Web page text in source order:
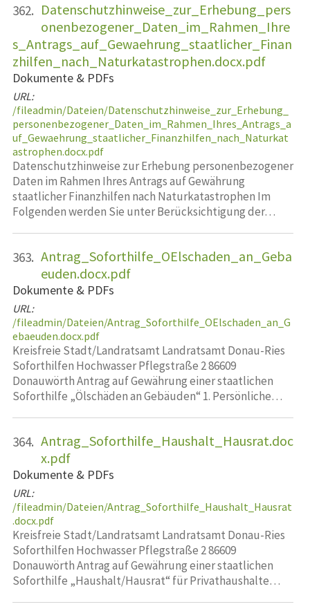
362. Datenschutzhinweise_zur_Erhebung_pers
onenbezogener_Daten_im_Rahmen_Ihre
s_Antrags_auf_Gewaehrung_staatlicher_Finan
zhilfen_nach_Naturkatastrophen.docx.pdf
Dokumente & PDFs
URL:
/fileadmin/Dateien/Datenschutzhinweise_zur_Erhebung_
personenbezogener_Daten_im_Rahmen_Ihres_Antrags_a
uf_Gewaehrung_staatlicher_Finanzhilfen_nach_Naturkat
astrophen.docx.pdf
Datenschutzhinweise zur Erhebung personenbezogener
Daten im Rahmen Ihres Antrags auf Gewährung
staatlicher Finanzhilfen nach Naturkatastrophen Im
Folgenden werden Sie unter Berücksichtigung der…
363. Antrag_Soforthilfe_OElschaden_an_Geba
euden.docx.pdf
Dokumente & PDFs
URL:
/fileadmin/Dateien/Antrag_Soforthilfe_OElschaden_an_G
ebaeuden.docx.pdf
Kreisfreie Stadt/Landratsamt Landratsamt Donau-Ries
Soforthilfen Hochwasser Pflegstraße 2 86609
Donauwörth Antrag auf Gewährung einer staatlichen
Soforthilfe „Ölschäden an Gebäuden“ 1. Persönliche…
364. Antrag_Soforthilfe_Haushalt_Hausrat.doc
x.pdf
Dokumente & PDFs
URL:
/fileadmin/Dateien/Antrag_Soforthilfe_Haushalt_Hausrat
.docx.pdf
Kreisfreie Stadt/Landratsamt Landratsamt Donau-Ries
Soforthilfen Hochwasser Pflegstraße 2 86609
Donauwörth Antrag auf Gewährung einer staatlichen
Soforthilfe „Haushalt/Hausrat“ für Privathaushalte…